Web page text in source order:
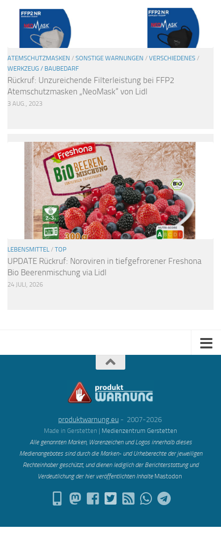
ATEMSCHUTZMASKEN / SONSTIGE WARNUNGEN / VERSCHIEDENES /
WERKZEUG / BAUBEDARF
Rückruf: Unzureichende Filterleistung bei FFP2
Atemschutzmasken „NeoMask“ von Lidl
3 AUG., 2023
LEBENSMITTEL / TOP
UPDATE Rückruf: Noroviren in tiefgefrorener Freshona
Bio Beerenmischung via Lidl
24 JULI, 2026
produktwarnung.eu - 2007-2026
Made in Gerstetten | Medienzentrum Gerstetten
Alle genannten Marken, Warenzeichen und Logos innerhalb dieses
Medienangebotes sind durch die Marken- und Urheberechte der jeweiligen
Rechteinhaber geschützt, und dienen lediglich der Berichterstattung und
Verdeutlichung der hier veröffentlichten Inhalte Mastodon